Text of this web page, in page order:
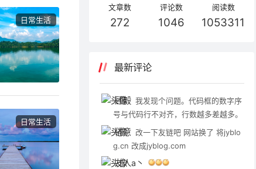
日常生活
日常生活
文章数
272
评论数
1046
阅读数
1053311
最新评论
顾毅 我发现个问题。代码框的数字序
号与代码行不对齐，行数越多差越多。
倦意 改一下友链吧 网站换了 将jyblo
g.cn 改成jyblog.com
友人a丶